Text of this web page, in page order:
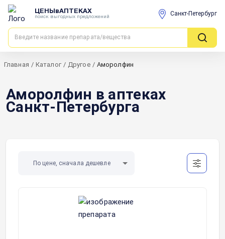
ЦЕНЫвАПТЕКАХ
поиск выгодных предложений Санкт-Петербург
Главная / Каталог / Другое / Аморолфин
Аморолфин в аптеках
Санкт-Петербурга
По цене, сначала дешевле